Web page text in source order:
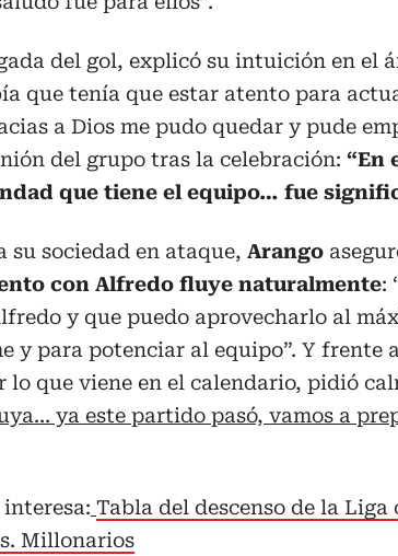
del gol, explicó su intuición en el
que tenía que estar atento para
a Dios me pudo quedar y pude
del grupo tras la celebración: “En
que tiene el equipo… fue
su sociedad en ataque, Arango
con Alfredo fluye naturalmente:
y que puedo aprovecharlo al
y para potenciar al equipo”. Y frente
lo que viene en el calendario, pidió
ya este partido pasó, vamos a
Tabla del descenso de la
Millonarios